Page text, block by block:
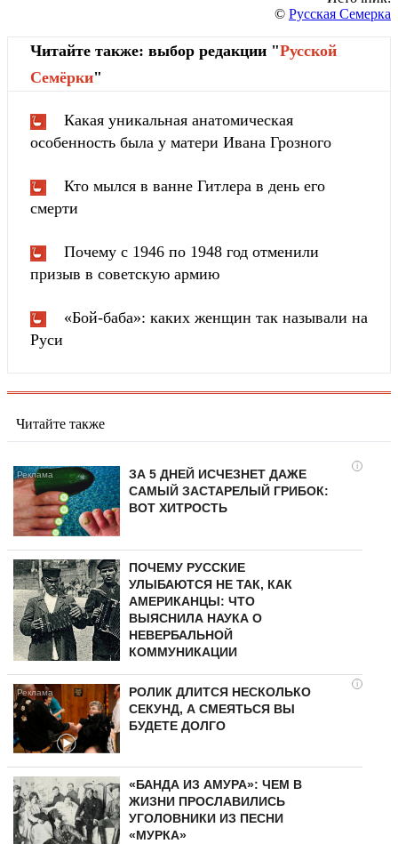
© Русская Семерка
Читайте также: выбор редакции "Русской
Cемёрки"
Какая уникальная анатомическая
особенность была у матери Ивана Грозного
Кто мылся в ванне Гитлера в день его
смерти
Почему с 1946 по 1948 год отменили
призыв в советскую армию
«Бой-баба»: каких женщин так называли на
Руси
Читайте также
i
ЗА 5 ДНЕЙ ИСЧЕЗНЕТ ДАЖЕ
САМЫЙ ЗАСТАРЕЛЫЙ ГРИБОК:
ВОТ ХИТРОСТЬ
ПОЧЕМУ РУССКИЕ
УЛЫБАЮТСЯ НЕ ТАК, КАК
АМЕРИКАНЦЫ: ЧТО
ВЫЯСНИЛА НАУКА О
НЕВЕРБАЛЬНОЙ
КОММУНИКАЦИИ
i
РОЛИК ДЛИТСЯ НЕСКОЛЬКО
СЕКУНД, А СМЕЯТЬСЯ ВЫ
БУДЕТЕ ДОЛГО
«БАНДА ИЗ АМУРА»: ЧЕМ В
ЖИЗНИ ПРОСЛАВИЛИСЬ
УГОЛОВНИКИ ИЗ ПЕСНИ
«МУРКА»